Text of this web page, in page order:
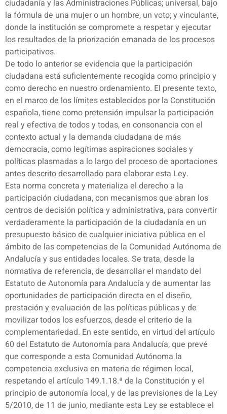
ciudadanía y las Administraciones Públicas; universal, bajo
la fórmula de una mujer o un hombre, un voto; y vinculante,
donde la institución se compromete a respetar y ejecutar
los resultados de la priorización emanada de los procesos
participativos.
De todo lo anterior se evidencia que la participación
ciudadana está suficientemente recogida como principio y
como derecho en nuestro ordenamiento. El presente texto,
en el marco de los límites establecidos por la Constitución
española, tiene como pretensión impulsar la participación
real y efectiva de todos y todas, en consonancia con el
contexto actual y la demanda ciudadana de más
democracia, como legítimas aspiraciones sociales y
políticas plasmadas a lo largo del proceso de aportaciones
antes descrito desarrollado para elaborar esta Ley.
Esta norma concreta y materializa el derecho a la
participación ciudadana, con mecanismos que abran los
centros de decisión política y administrativa, para convertir
verdaderamente la participación de la ciudadanía en un
presupuesto básico de cualquier iniciativa pública en el
ámbito de las competencias de la Comunidad Autónoma de
Andalucía y sus entidades locales. Se trata, desde la
normativa de referencia, de desarrollar el mandato del
Estatuto de Autonomía para Andalucía y de aumentar las
oportunidades de participación directa en el diseño,
prestación y evaluación de las políticas públicas y de
movilizar todos los esfuerzos, desde el criterio de la
complementariedad. En este sentido, en virtud del artículo
60 del Estatuto de Autonomía para Andalucía, que prevé
que corresponde a esta Comunidad Autónoma la
competencia exclusiva en materia de régimen local,
respetando el artículo 149.1.18.ª de la Constitución y el
principio de autonomía local, y de las previsiones de la Ley
5/2010, de 11 de junio, mediante esta Ley se establece el